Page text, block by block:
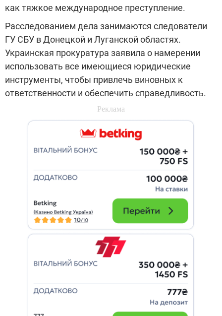
как тяжкое международное преступление.
Расследованием дела занимаются следователи
ГУ СБУ в Донецкой и Луганской областях.
Украинская прокуратура заявила о намерении
использовать все имеющиеся юридические
инструменты, чтобы привлечь виновных к
ответственности и обеспечить справедливость.